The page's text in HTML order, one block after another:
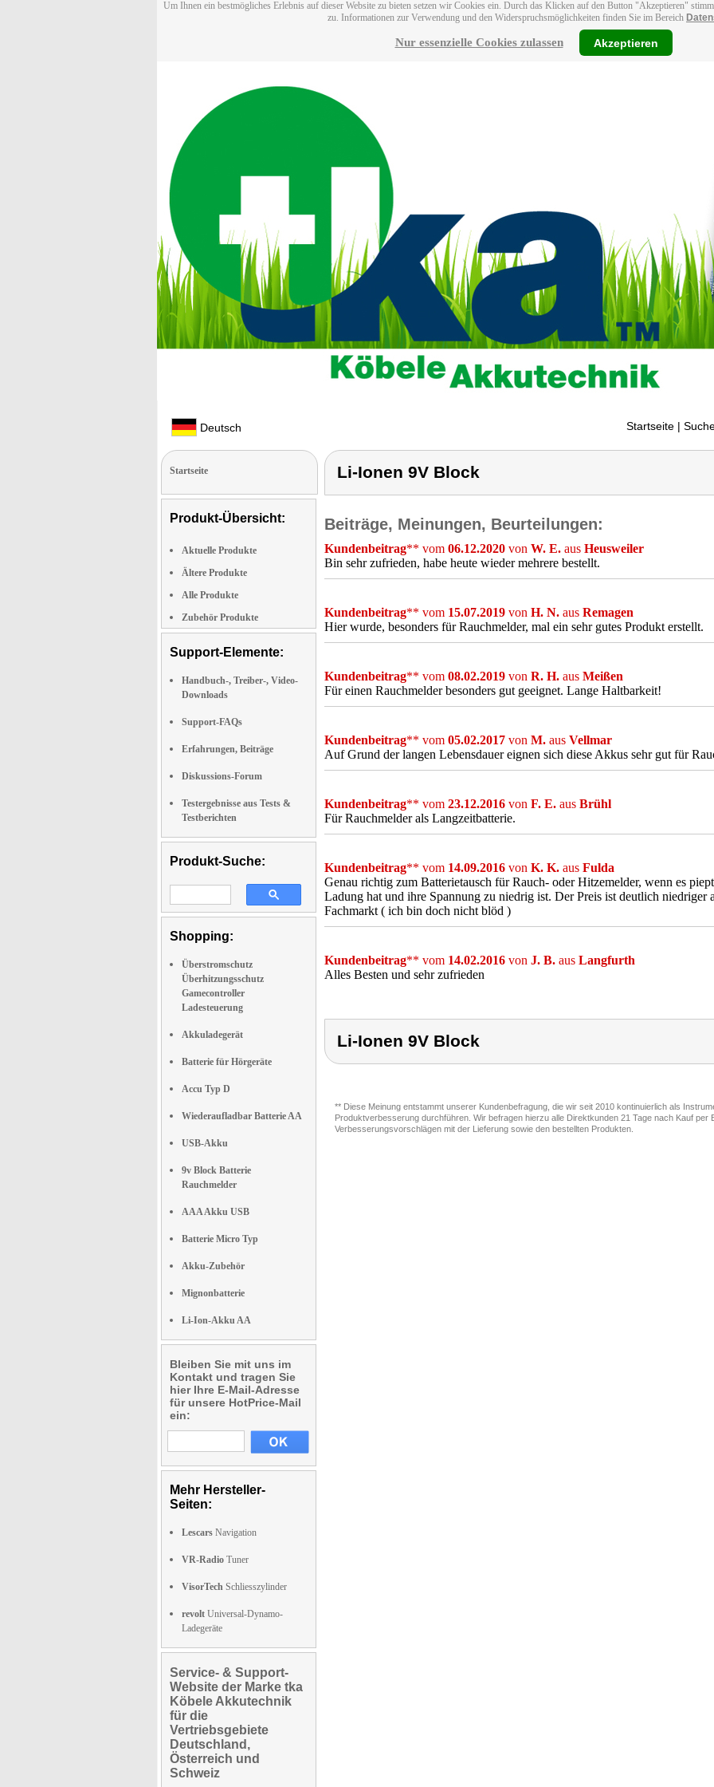
Um Ihnen ein bestmögliches Erlebnis auf dieser Website zu bieten setzen wir Cookies ein. Durch das Klicken auf den Button "Akzeptieren"
zu. Informationen zur Verwendung und den Widerspruchsmöglichkeiten finden Sie im Bereich
Nur essenzielle Cookies zulassen Akzeptieren
Deutsch Startseite |
Startseite
Produkt-Übersicht:
Aktuelle Produkte
Ältere Produkte
Alle Produkte
Zubehör Produkte
Support-Elemente:
Handbuch-, Treiber-, Video-
Downloads
Support-FAQs
Erfahrungen, Beiträge
Diskussions-Forum
Testergebnisse aus Tests &
Testberichten
Produkt-Suche:
Shopping:
Überstromschutz
Überhitzungsschutz
Gamecontroller
Ladesteuerung
Akkuladegerät
Batterie für Hörgeräte
Accu Typ D
Wiederaufladbar Batterie AA
USB-Akku
9v Block Batterie
Rauchmelder
AAA Akku USB
Batterie Micro Typ
Akku-Zubehör
Mignonbatterie
Li-Ion-Akku AA
Bleiben Sie mit uns im
Kontakt und tragen Sie
hier Ihre E-Mail-Adresse
für unsere HotPrice-Mail
ein:
Mehr Hersteller-
Seiten:
Lescars Navigation
VR-Radio Tuner
VisorTech Schliesszylinder
revolt Universal-Dynamo-
Ladegeräte
Service- & Support-
Website der Marke tka
Köbele Akkutechnik
für die
Vertriebsgebiete
Deutschland,
Österreich und
Schweiz
Li-Ionen 9V Block
Beiträge, Meinungen, Beurteilungen:
Kundenbeitrag** vom 06.12.2020 von W. E. aus Heusweiler
Bin sehr zufrieden, habe heute wieder mehrere bestellt.
Kundenbeitrag** vom 15.07.2019 von H. N. aus Remagen
Hier wurde, besonders für Rauchmelder, mal ein sehr gutes Produkt erstellt.
Kundenbeitrag** vom 08.02.2019 von R. H. aus Meißen
Für einen Rauchmelder besonders gut geeignet. Lange Haltbarkeit!
Kundenbeitrag** vom 05.02.2017 von M. aus Vellmar
Auf Grund der langen Lebensdauer eignen sich diese Akkus sehr gut für
Kundenbeitrag** vom 23.12.2016 von F. E. aus Brühl
Für Rauchmelder als Langzeitbatterie.
Kundenbeitrag** vom 14.09.2016 von K. K. aus Fulda
Genau richtig zum Batterietausch für Rauch- oder Hitzemelder, wenn es
Ladung hat und ihre Spannung zu niedrig ist. Der Preis ist deutlich niedriger
Fachmarkt ( ich bin doch nicht blöd )
Kundenbeitrag** vom 14.02.2016 von J. B. aus Langfurth
Alles Besten und sehr zufrieden
Li-Ionen 9V Block
** Diese Meinung entstammt unserer Kundenbefragung, die wir seit 2010 kontinuierlich als
Produktverbesserung durchführen. Wir befragen hierzu alle Direktkunden 21 Tage nach Kauf per
Verbesserungsvorschlägen mit der Lieferung sowie den bestellten Produkten.